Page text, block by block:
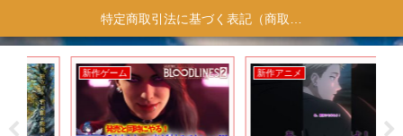
特定商取引法に基づく表記（商取引に関する開示）
新作ゲーム 新作アニメ